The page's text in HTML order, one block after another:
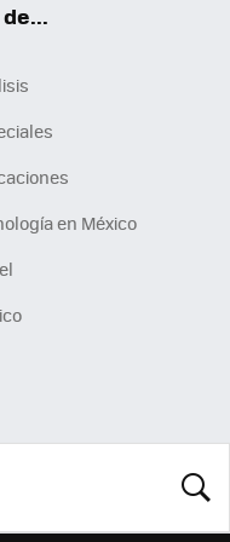
en México